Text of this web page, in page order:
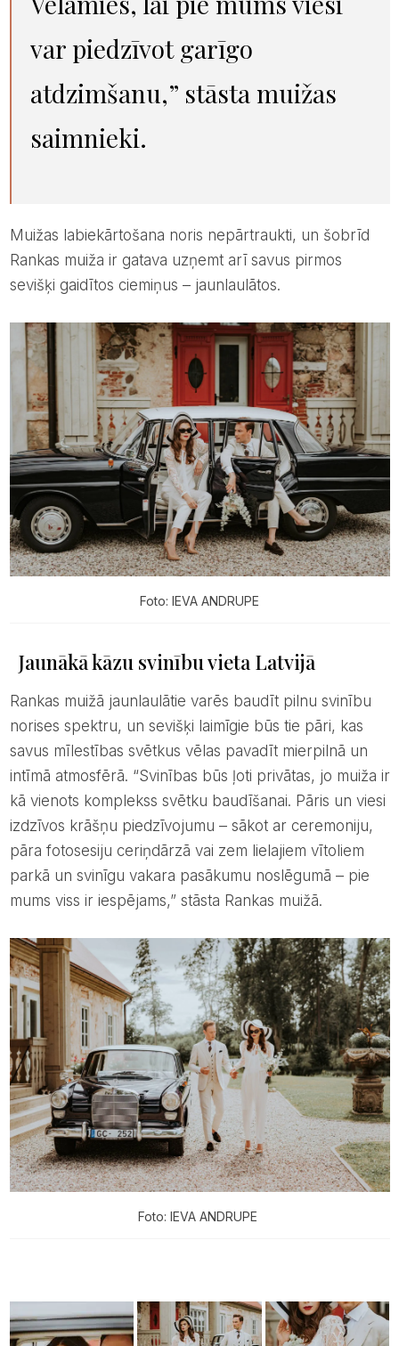
var piedzīvot garīgo
atdzimšanu,” stāsta muižas
saimnieki.
Muižas labiekārtošana noris nepārtraukti, un šobrīd
Rankas muiža ir gatava uzņemt arī savus pirmos
sevišķi gaidītos ciemiņus – jaunlaulātos.
Foto: IEVA ANDRUPE
Jaunākā kāzu svinību vieta Latvijā
Rankas muižā jaunlaulātie varēs baudīt pilnu svinību
norises spektru, un sevišķi laimīgie būs tie pāri, kas
savus mīlestības svētkus vēlas pavadīt mierpilnā un
intīmā atmosfērā. “Svinības būs ļoti privātas, jo muiža ir
kā vienots komplekss svētku baudīšanai. Pāris un viesi
izdzīvos krāšņu piedzīvojumu – sākot ar ceremoniju,
pāra fotosesiju ceriņdārzā vai zem lielajiem vītoliem
parkā un svinīgu vakara pasākumu noslēgumā – pie
mums viss ir iespējams,” stāsta Rankas muižā.
Foto: IEVA ANDRUPE